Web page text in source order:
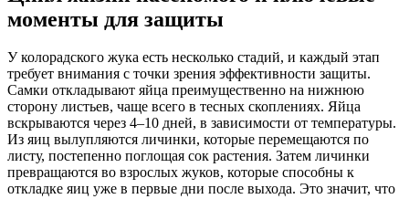
моменты для защиты
У колорадского жука есть несколько стадий, и каждый этап
требует внимания с точки зрения эффективности защиты.
Самки откладывают яйца преимущественно на нижнюю
сторону листьев, чаще всего в тесных скоплениях. Яйца
вскрываются через 4–10 дней, в зависимости от температуры.
Из яиц вылупляются личинки, которые перемещаются по
листу, постепенно поглощая сок растения. Затем личинки
превращаются во взрослых жуков, которые способны к
откладке яиц уже в первые дни после выхода. Это значит, что